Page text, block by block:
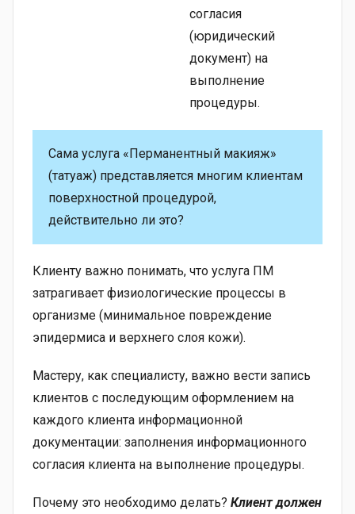
согласия
(юридический
документ) на
выполнение
процедуры.
Сама услуга «Перманентный макияж»
(татуаж) представляется многим клиентам
поверхностной процедурой,
действительно ли это?
Клиенту важно понимать, что услуга ПМ
затрагивает физиологические процессы в
организме (минимальное повреждение
эпидермиса и верхнего слоя кожи).
Мастеру, как специалисту, важно вести запись
клиентов с последующим оформлением на
каждого клиента информационной
документации: заполнения информационного
согласия клиента на выполнение процедуры.
Почему это необходимо делать? Клиент должен